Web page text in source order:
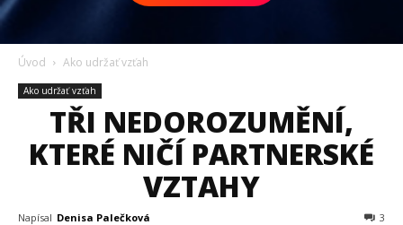
Úvod Ako udržať vzťah
Ako udržať vzťah
TŘI NEDOROZUMĚNÍ,
KTERÉ NIČÍ PARTNERSKÉ
VZTAHY
Napísal Denisa Palečková 3